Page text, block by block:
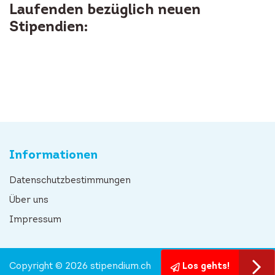
Laufenden bezüglich neuen
Stipendien:
Informationen
Datenschutzbestimmungen
Über uns
Impressum
Los gehts!
Copyright © 2026 stipendium.ch